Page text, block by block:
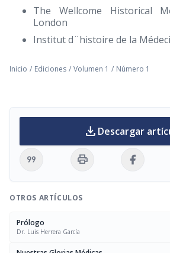
The Wellcome Historical
London
Institut d¨histoire de la
Inicio / Ediciones / Volumen 1 / Número 1
download Descargar
format_quote print
OTROS ARTÍCULOS
Prólogo
Dr. Luis Herrera García